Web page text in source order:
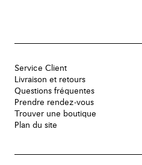
Service Client
Livraison et retours
Questions fréquentes
Prendre rendez-vous
Trouver une boutique
Plan du site